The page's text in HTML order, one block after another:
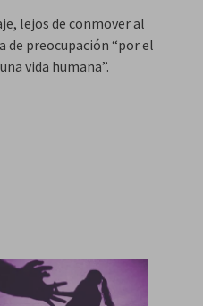
lejos de conmover al
preocupación “por el
vida humana”.